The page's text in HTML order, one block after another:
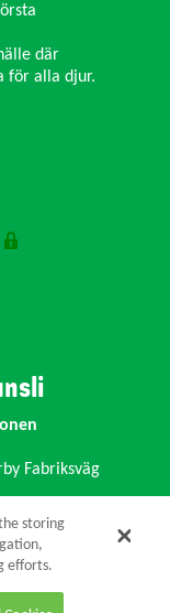
där
för alla djur.
Fabriksväg
storing
efforts.